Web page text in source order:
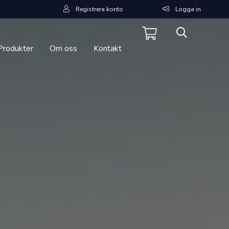
Registrera konto Logga in
Om oss Kontakt